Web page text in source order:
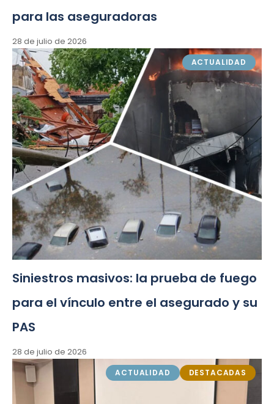
para las aseguradoras
28 de julio de 2026
ACTUALIDAD
Siniestros masivos: la prueba de fuego
para el vínculo entre el asegurado y su
PAS
28 de julio de 2026
ACTUALIDAD DESTACADAS